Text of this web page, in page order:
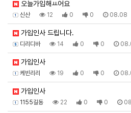
오늘가입해ㅛ어요
신산 12 0 0 08.08
가입인사 드립니다.
디리디바 14 0 0
가입인사
케빈리리 19 0 0
가입인사
1155길동 22 0 0